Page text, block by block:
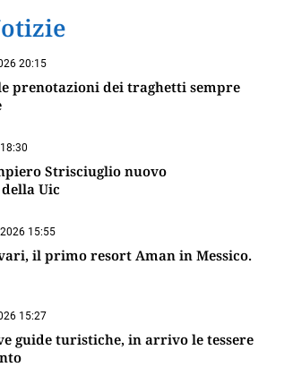
20:15
prenotazioni dei traghetti sempre
Strisciuglio nuovo
Uic
15:55
il primo resort Aman in Messico.
15:27
guide turistiche, in arrivo le tessere